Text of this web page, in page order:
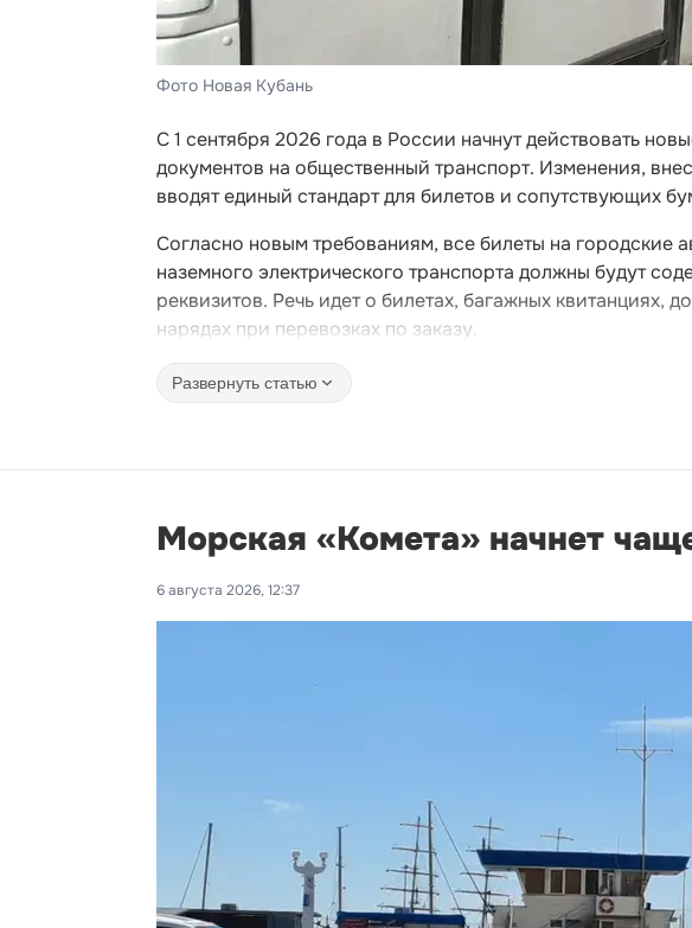
Фото Новая Кубань
С 1 сентября 2026 года в России начнут действовать
документов на общественный транспорт. Изменения,
вводят единый стандарт для билетов и сопутствующих
Согласно новым требованиям, все билеты на городские
наземного электрического транспорта должны будут
реквизитов. Речь идет о билетах, багажных квитанциях,
нарядах при перевозках по заказу.
Развернуть статью
Морская «Комета» начнет
6 августа 2026, 12:37